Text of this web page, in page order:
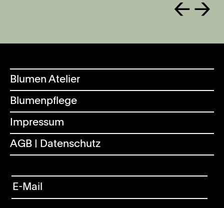
→
←
Blumen Atelier
Blumenpflege
Impressum
AGB | Datenschutz